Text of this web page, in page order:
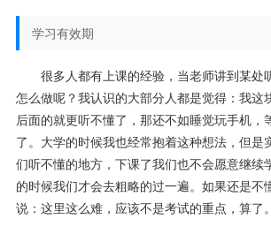
学习有效期
很多人都有上课的经验，当老师讲到某处
怎么做呢？我认识的大部分人都是觉得：我这
后面的就更听不懂了，那还不如睡觉玩手机，
了。大学的时候我也经常抱着这种想法，但是
们听不懂的地方，下课了我们也不会愿意继续
的时候我们才会去粗略的过一遍。如果还是不
说：这里这么难，应该不是考试的重点，算了。